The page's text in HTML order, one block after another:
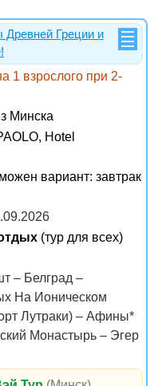
Греции и
1 взрослого при 2-
Минска
Hotel
вариант: завтрак
(тур для всех)
– Белград –
На Ионическом
Лутраки) – Афины*
Монастырь – Эгер